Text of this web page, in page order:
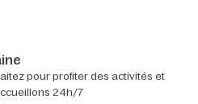
pour profiter des activités et
24h/7​